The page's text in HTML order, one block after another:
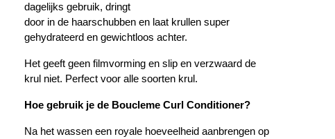
dagelijks gebruik, dringt
door in de haarschubben en laat krullen super
gehydrateerd en gewichtloos achter.
Het geeft geen filmvorming en slip en verzwaard de
krul niet. Perfect voor alle soorten krul.
Hoe gebruik je de Boucleme Curl Conditioner?
Na het wassen een royale hoeveelheid aanbrengen op